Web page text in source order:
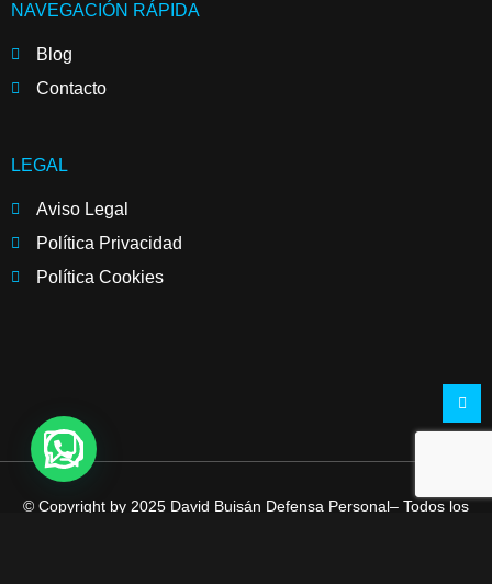
NAVEGACIÓN RÁPIDA
Blog
Contacto
LEGAL
Aviso Legal
Política Privacidad
Política Cookies
© Copyright by 2025 David Buisán Defensa Personal– Todos los